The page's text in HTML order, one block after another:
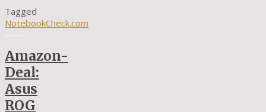
Tagged
NotebookCheck.com
Amazon-
Deal:
Asus
ROG